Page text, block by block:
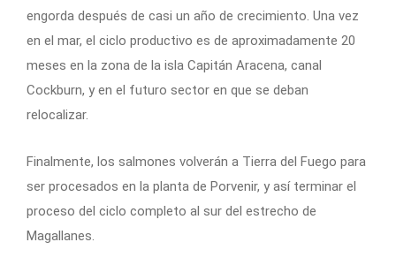
engorda después de casi un año de crecimiento. Una vez
en el mar, el ciclo productivo es de aproximadamente 20
meses en la zona de la isla Capitán Aracena, canal
Cockburn, y en el futuro sector en que se deban
relocalizar.
Finalmente, los salmones volverán a Tierra del Fuego para
ser procesados en la planta de Porvenir, y así terminar el
proceso del ciclo completo al sur del estrecho de
Magallanes.